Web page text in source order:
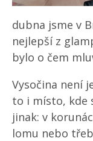
dubna jsme v
nejlepší z
bylo o čem
Vysočina není
to i místo, kde
jinak: v
lomu nebo